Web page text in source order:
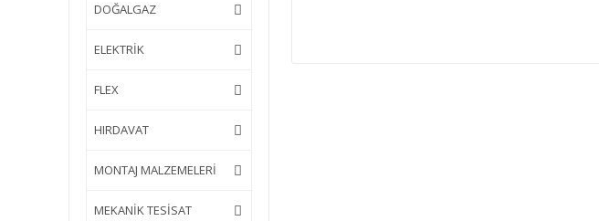
DOĞALGAZ
ELEKTRİK
FLEX
HIRDAVAT
MONTAJ MALZEMELERİ
MEKANİK TESİSAT